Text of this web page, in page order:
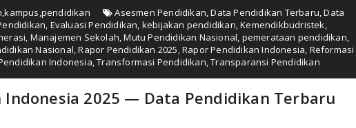
,kampus,pendidikan Asesmen Pendidikan,Data Pendidikan Terbaru,Data
, Evaluasi Pendidikan, kebijakan pendidikan,Kemendikbudristek,
, Manajemen Sekolah,Mutu Pendidikan Nasional, pemerataan pendidikan,
Nasional,Rapor Pendidikan 2025,Rapor Pendidikan Indonesia, Reformasi
Indonesia,Transformasi Pendidikan,Transparansi Pendidikan
Indonesia 2025 — Data Pendidikan Terbaru